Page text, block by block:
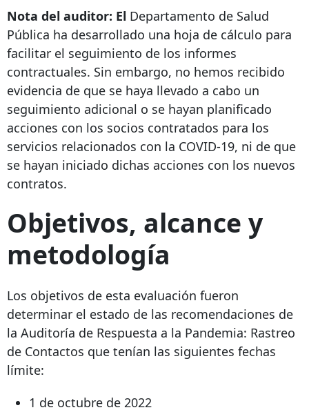
Nota del auditor: El Departamento de Salud
Pública ha desarrollado una hoja de cálculo para
facilitar el seguimiento de los informes
contractuales. Sin embargo, no hemos recibido
evidencia de que se haya llevado a cabo un
seguimiento adicional o se hayan planificado
acciones con los socios contratados para los
servicios relacionados con la COVID-19, ni de que
se hayan iniciado dichas acciones con los nuevos
contratos.
Objetivos, alcance y
metodología
Los objetivos de esta evaluación fueron
determinar el estado de las recomendaciones de
la Auditoría de Respuesta a la Pandemia: Rastreo
de Contactos que tenían las siguientes fechas
límite:
1 de octubre de 2022